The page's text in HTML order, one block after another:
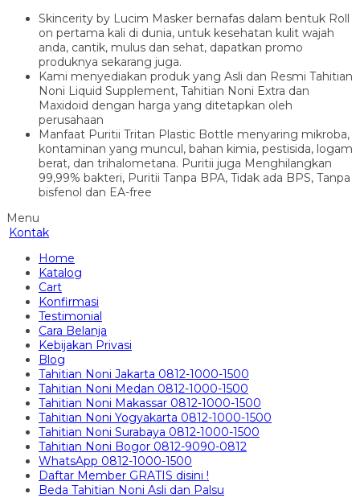
Skincerity by Lucim Masker bernafas dalam bentuk Roll
on pertama kali di dunia, untuk kesehatan kulit wajah
anda, cantik, mulus dan sehat, dapatkan promo
produknya sekarang juga.
Kami menyediakan produk yang Asli dan Resmi Tahitian
Noni Liquid Supplement, Tahitian Noni Extra dan
Maxidoid dengan harga yang ditetapkan oleh
perusahaan
Manfaat Puritii Tritan Plastic Bottle menyaring mikroba,
kontaminan yang muncul, bahan kimia, pestisida, logam
berat, dan trihalometana. Puritii juga Menghilangkan
99,99% bakteri, Puritii Tanpa BPA, Tidak ada BPS, Tanpa
bisfenol dan EA-free
Menu
Kontak
Home
Katalog
Cart
Konfirmasi
Testimonial
Cara Belanja
Kebijakan Privasi
Blog
Tahitian Noni Jakarta 0812-1000-1500
Tahitian Noni Medan 0812-1000-1500
Tahitian Noni Makassar 0812-1000-1500
Tahitian Noni Yogyakarta 0812-1000-1500
Tahitian Noni Surabaya 0812-1000-1500
Tahitian Noni Bogor 0812-9090-0812
WhatsApp 0812-1000-1500
Daftar Member GRATIS disini !
Beda Tahitian Noni Asli dan Palsu